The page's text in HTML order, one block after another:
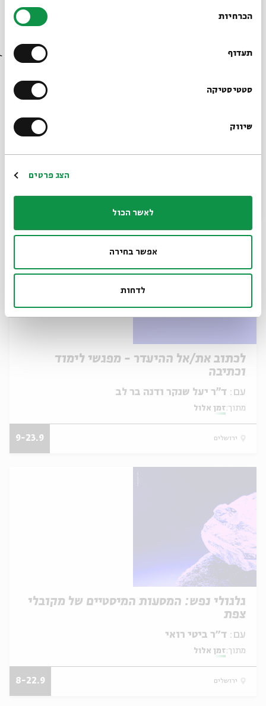
הסכמה
הכרחיות
תעדוף
סטטיסטיקה
שיווק
הצג פרטים
לאשר הכול
אפשר בחירה
לדחות
והפיוט
ירושלים
לכתוב את/אל ההיעדר - מפגשי לימוד
וכתיבה
עם:
מתוך:זמן אלול
ירושלים 9-23.9
גלגולי נפש: המסעות המיסטיים של מקובלי
צפת
עם:
מתוך:זמן אלול
ירושלים 8-22.9